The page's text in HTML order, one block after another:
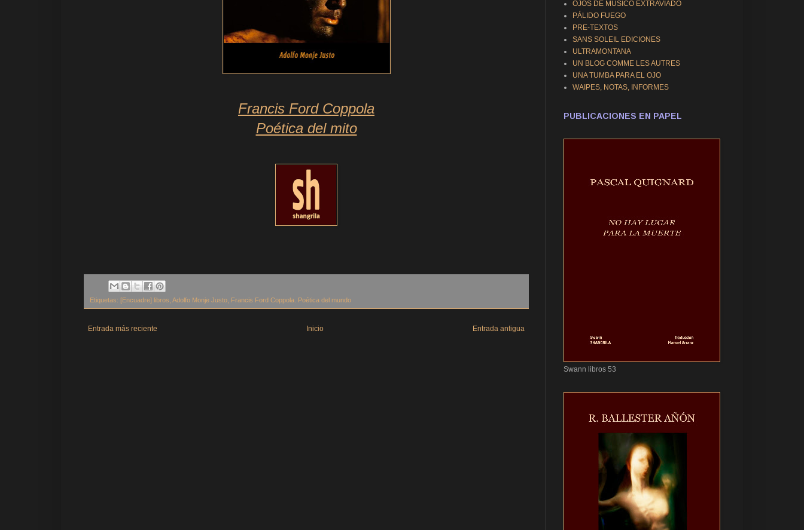
Francis Ford Coppola
Poética del mito
Etiquetas: [Encuadre] libros Adolfo Monje Justo Francis Ford Coppola. Poética del mundo
Entrada más reciente Entrada antigua
Inicio
OJOS DE MÚSICO EXTRAVIADO
PÁLIDO FUEGO
PRE-TEXTOS
SANS SOLEIL EDICIONES
ULTRAMONTANA
UN BLOG COMME LES AUTRES
UNA TUMBA PARA EL OJO
WAIPES, NOTAS, INFORMES
PUBLICACIONES EN PAPEL
Swann libros 53